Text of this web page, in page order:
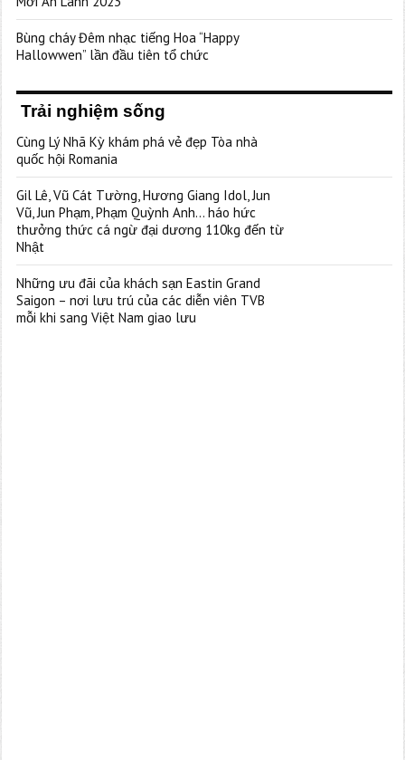
Bùng cháy Đêm nhạc tiếng Hoa “Happy
Hallowwen” lần đầu tiên tổ chức
Trải nghiệm sống
Cùng Lý Nhã Kỳ khám phá vẻ đẹp Tòa nhà
quốc hội Romania
Gil Lê, Vũ Cát Tường, Hương Giang Idol, Jun
Vũ, Jun Phạm, Phạm Quỳnh Anh… háo hức
thưởng thức cá ngừ đại dương 110kg đến từ
Nhật
Những ưu đãi của khách sạn Eastin Grand
Saigon – nơi lưu trú của các diễn viên TVB
mỗi khi sang Việt Nam giao lưu